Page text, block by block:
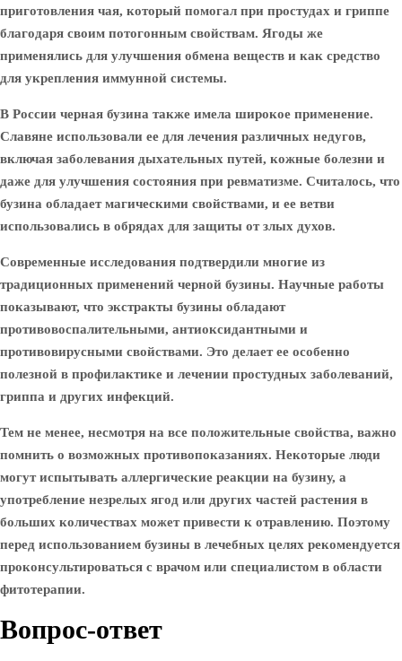
приготовления чая, который помогал при простудах и гриппе
благодаря своим потогонным свойствам. Ягоды же
применялись для улучшения обмена веществ и как средство
для укрепления иммунной системы.
В России черная бузина также имела широкое применение.
Славяне использовали ее для лечения различных недугов,
включая заболевания дыхательных путей, кожные болезни и
даже для улучшения состояния при ревматизме. Считалось, что
бузина обладает магическими свойствами, и ее ветви
использовались в обрядах для защиты от злых духов.
Современные исследования подтвердили многие из
традиционных применений черной бузины. Научные работы
показывают, что экстракты бузины обладают
противовоспалительными, антиоксидантными и
противовирусными свойствами. Это делает ее особенно
полезной в профилактике и лечении простудных заболеваний,
гриппа и других инфекций.
Тем не менее, несмотря на все положительные свойства, важно
помнить о возможных противопоказаниях. Некоторые люди
могут испытывать аллергические реакции на бузину, а
употребление незрелых ягод или других частей растения в
больших количествах может привести к отравлению. Поэтому
перед использованием бузины в лечебных целях рекомендуется
проконсультироваться с врачом или специалистом в области
фитотерапии.
Вопрос-ответ